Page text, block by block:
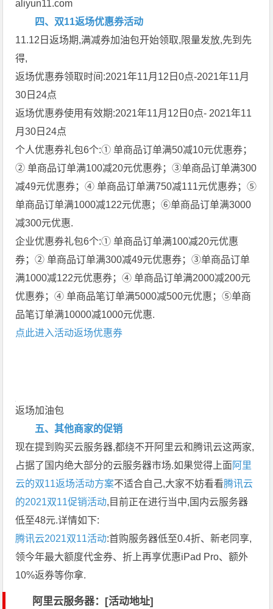
aliyun11.com
四、双11返场优惠券活动
11.12日返场期,满减券加油包开始领取,限量发放,先到先
得,
返场优惠券领取时间:2021年11月12日0点-2021年11月
30日24点
返场优惠券使用有效期:2021年11月12日0点- 2021年11
月30日24点
个人优惠券礼包6个:① 单商品订单满50减10元优惠券；
② 单商品订单满100减20元优惠券；③单商品订单满300
减49元优惠券；④ 单商品订单满750减111元优惠券；⑤
单商品订单满1000减122元优惠；⑥单商品订单满3000
减300元优惠.
企业优惠券礼包6个:① 单商品订单满100减20元优惠
券；② 单商品订单满300减49元优惠券；③单商品订单
满1000减122元优惠券；④ 单商品订单满2000减200元
优惠券；④ 单商品笔订单满5000减500元优惠；⑤单商
品笔订单满10000减1000元优惠.
点此进入活动返场优惠券
返场加油包
五、其他商家的促销
现在提到购买云服务器,都绕不开阿里云和腾讯云这两家,
占据了国内绝大部分的云服务器市场.如果觉得上面 阿里
云的双11返场活动方案不适合自己,大家不妨看看腾讯云
的2021双11促销活动,目前正在进行当中,国内云服务器
低至48元.详情如下:
腾讯云2021双11活动:首购服务器低至0.4折、新老同享,
领今年最大额度代金券、折上再享优惠iPad Pro、额外
10%返券等你拿.
阿里云服务器：[活动地址]